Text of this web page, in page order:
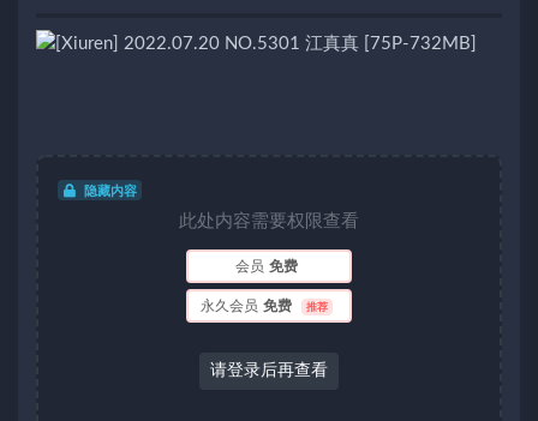
隐藏内容
此处内容需要权限查看
会员 免费
永久会员 免费 推荐
请登录后再查看